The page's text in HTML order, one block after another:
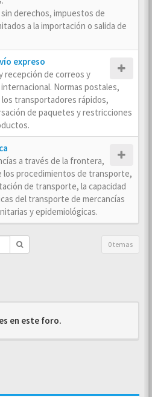
derechos, impuestos de
a la importación o salida de
expreso
recepción de correos y
Normas postales,
transportadores rápidos,
de paquetes y restricciones
a través de la frontera,
procedimientos de transporte,
de transporte, la capacidad
del transporte de mercancías
y epidemiológicas.
0 temas
en este foro.